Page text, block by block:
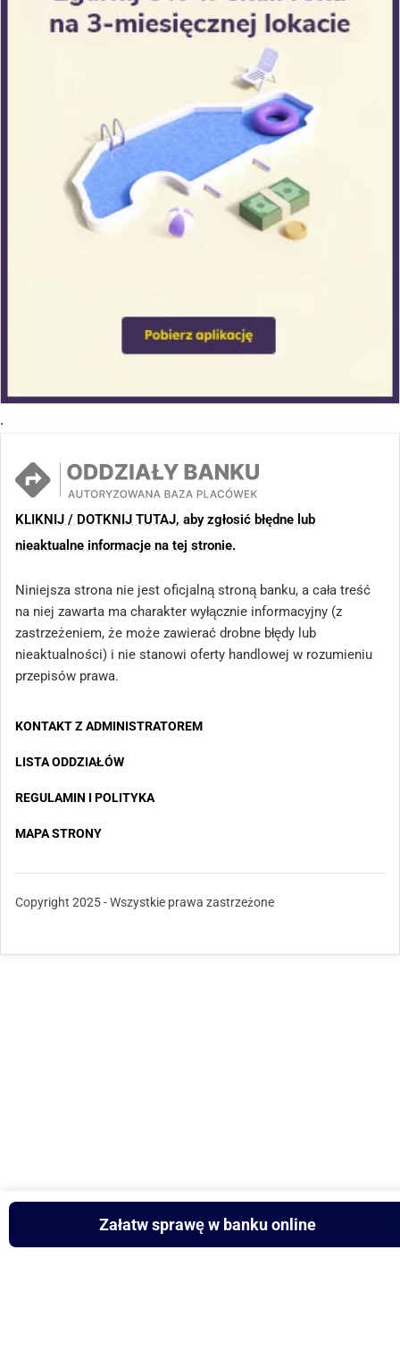
.
KLIKNIJ / DOTKNIJ TUTAJ, aby zgłosić błędne lub
nieaktualne informacje na tej stronie.
Niniejsza strona nie jest oficjalną stroną banku, a cała treść
na niej zawarta ma charakter wyłącznie informacyjny (z
zastrzeżeniem, że może zawierać drobne błędy lub
nieaktualności) i nie stanowi oferty handlowej w rozumieniu
przepisów prawa.
KONTAKT Z ADMINISTRATOREM
LISTA ODDZIAŁÓW
REGULAMIN I POLITYKA
MAPA STRONY
Copyright 2025 - Wszystkie prawa zastrzeżone
Załatw sprawę w banku online